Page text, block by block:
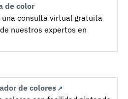
de color
una consulta virtual gratuita
nuestros expertos en
de colores